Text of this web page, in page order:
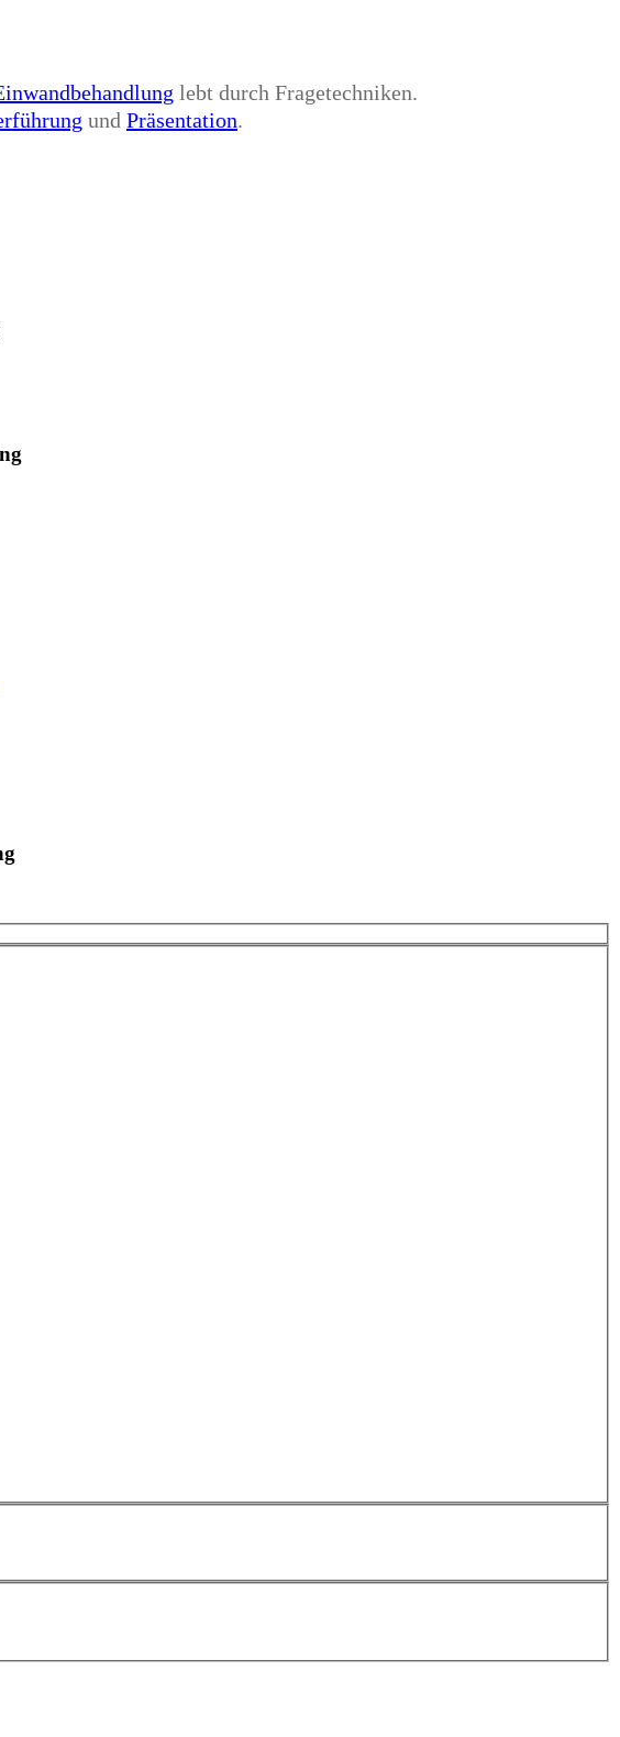
lebt durch Fragetechniken.
und Präsentation.